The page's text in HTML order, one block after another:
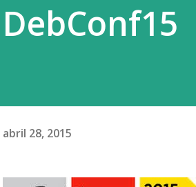
DebConf15
abril 28, 2015